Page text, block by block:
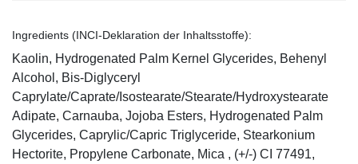
Ingredients (INCI-Deklaration der Inhaltsstoffe):
Kaolin, Hydrogenated Palm Kernel Glycerides, Behenyl
Alcohol, Bis-Diglyceryl
Caprylate/Caprate/Isostearate/Stearate/Hydroxystearate
Adipate, Carnauba, Jojoba Esters, Hydrogenated Palm
Glycerides, Caprylic/Capric Triglyceride, Stearkonium
Hectorite, Propylene Carbonate, Mica , (+/-) CI 77491,